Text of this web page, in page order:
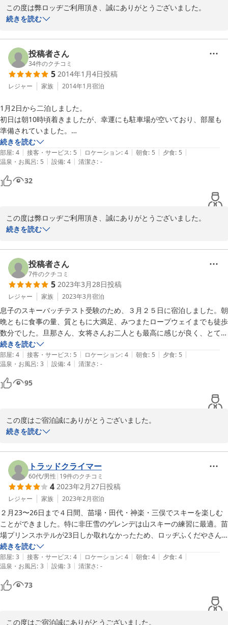
お風呂も少し小さめですが、きれいに掃除されていて気持ち良かったで
二日目はチェックアウトでしたが、私だけ滑らずにいたら、優しいご主
人が「今日はこの部屋は使わないのでゆっくりしていていいですよ」と
言ってくださり、お昼までお部屋で家族を待つことが出来ました。
雪がいっぱい降っていたので外出するのは抵抗があったので本当に助か
お部屋のこたつも最高です！日本人でよかったと思える瞬間！
ありがとうございました。
スキー場までも歩いてすぐですし、色々なコースのあるかぐらスキー場
でとても満足いくスキー旅行になりました。
この度は弊ロッヂご利用頂き、誠にありがとうございました。
過分な評価を頂き、恐縮しております。
ご両親の愛情たっぷりを感じました。
またのご利用の機会がありましたら、よろしくお願いします。
2014-01-06
続きを読む
投稿者さん
34件のクチコミ
5 2014年1月4日投稿
レジャー 家族 2014年1月宿泊
1月2日から二泊しました。
初日は朝10時頃着きましたが、幸運にも駐車場が空いており、部屋も
準備されていました。
部屋で着替えをし、割引リフト券を購入。二日券は8400円ですが、
7000円に割引。しかも苗場もカバーしてました。これはラッキー。
食事は他の人もコメントしていますが、品数が多くとてもおいしかった
です。
風呂は男湯、女湯に分かれており時間内ならいつでも入れるのが魅力的
でした。浴槽は一畳ほどでシャワーは二つ。たまたまですが、他の人と
この宿は、スキー乾燥室が室内から行き来できることができ、使い勝手
が良かったです。
す。
あーそうそう、コタツは最高です。この伝統は向こう30年残してほし
いです(笑)
続きを読む
部屋: 4 | 接客・サービス: 5 | ロケーション: 4 | 朝食: 5 | 夕食: 5 |
温泉・お風呂: 5 | 設備: 4 | 清潔さ: -
32
この度は弊ロッヂご利用頂き、誠にありがとうございました。
良いご感想を頂き、とてもうれしく思っています。
これからも、この伝統は残していくつもりです。
またの機会がありましたらのご利用お待ちしております。
2014-01-04
続きを読む
投稿者さん
7件のクチコミ
5 2023年3月28日投稿
レジャー 家族 2023年3月宿泊
息子のスキーバッチテスト受験のため、３月２５日に宿泊しました。朝
晩ともに食事の量、質ともに大満足、みつまたロープウェイまでも徒歩
数分でした。旦那さん、女将さんお二人とも最高に感じが良く、とても
気持ちよく快適に滞在させていただきました。みつまたエリアで以前か
らお世話になっていた宿が廃業されてしまったので困っていましたが、
これからはふくだやさんで決まりです。
またよろしくお願いします。
続きを読む
部屋: 4 | 接客・サービス: 5 | ロケーション: 4 | 朝食: 5 | 夕食: 5 |
温泉・お風呂: 3 | 設備: 4 | 清潔さ: -
95
この度はご宿泊誠にありがとうございました。
ご満足頂いたようで、とても嬉しく思っておりま
当日は残念ながら雨で、コンディションは悪かったと思いますが、
見事合格されてこちらも嬉しかったです。
また機会がありましたら、ご利用お待ちしております。
2023-03-28
続きを読む
トラッドクライマー
60代/男性 | 19件のクチコミ
4 2023年2月27日投稿
レジャー 家族 2023年2月宿泊
２月23〜26日まで４日間、苗場・田代・神楽・三俣でスキーを楽しむ
ことができました。特に非圧雪のゲレンデは山スキーの練習に最適。苗
場プリンスホテルが23日しか取れなかったため、ロッヂふくだやさん
に２泊しましたが、リフト券も安くなり、ロープウェイ駅のも近く、炬
燵でゆっくりでき、食事も十二分でした。強いて言えば夕食時のアルコ
ールの種類が増えれば、より嬉しい。
続きを読む
部屋: 3 | 接客・サービス: 4 | ロケーション: 4 | 朝食: 4 | 夕食: 4 |
温泉・お風呂: 3 | 設備: 3 | 清潔さ: -
73
この度はご宿泊誠にありがとうございました。